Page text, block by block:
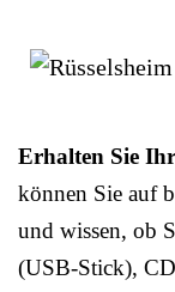
Erhalten Sie
können Sie auf
und wissen, ob
(USB-Stick),